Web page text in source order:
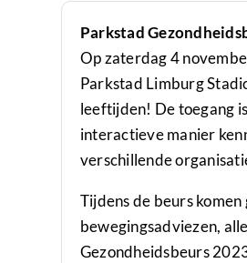
Parkstad
Op zaterdag 4
Parkstad Limburg
leeftijden! De toegang
interactieve manier
verschillende
Tijdens de beurs
bewegingsadviezen,
Gezondheidsbeurs